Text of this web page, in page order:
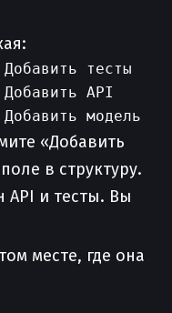
тесты
API
«Добавить
в структуру.
API и тесты. Вы
месте, где она